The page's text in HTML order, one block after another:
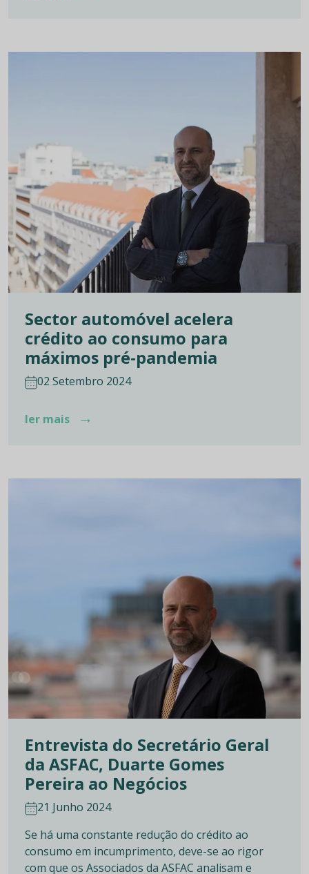
Sector automóvel acelera
crédito ao consumo para
máximos pré-pandemia
02 Setembro 2024
ler mais →
Entrevista do Secretário Geral
da ASFAC, Duarte Gomes
Pereira ao Negócios
21 Junho 2024
Se há uma constante redução do crédito ao
consumo em incumprimento, deve-se ao rigor
com que os Associados da ASFAC analisam e